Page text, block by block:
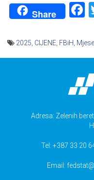
Share
2025 CIJENE FBiH
Adresa: Zelenih
Tel: +387 33 20
Email: